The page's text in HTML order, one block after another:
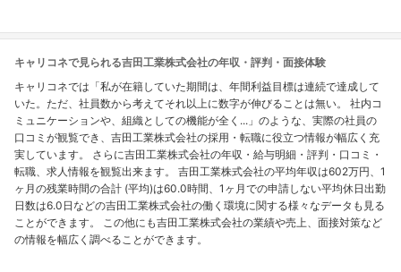
キャリコネで見られる吉田工業株式会社の年収・評判・面接体験
キャリコネでは「私が在籍していた期間は、年間利益目標は連続で達成して
いた。ただ、社員数から考えてそれ以上に数字が伸びることは無い。 社内コ
ミュニケーションや、組織としての機能が全く...」のような、実際の社員の
口コミが観覧でき、吉田工業株式会社の採用・転職に役立つ情報が幅広く充
実しています。 さらに吉田工業株式会社の年収・給与明細・評判・口コミ・
転職、求人情報を観覧出来ます。 吉田工業株式会社の平均年収は602万円、1
ヶ月の残業時間の合計 (平均)は60.0時間、1ヶ月での申請しない平均休日出勤
日数は6.0日などの吉田工業株式会社の働く環境に関する様々なデータも見る
ことができます。 この他にも吉田工業株式会社の業績や売上、面接対策など
の情報を幅広く調べることができます。